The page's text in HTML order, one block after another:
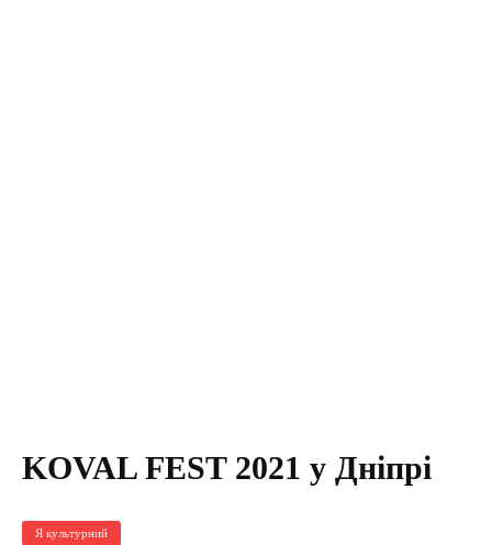
KOVAL FEST 2021 у Дніпрі
Я культурний